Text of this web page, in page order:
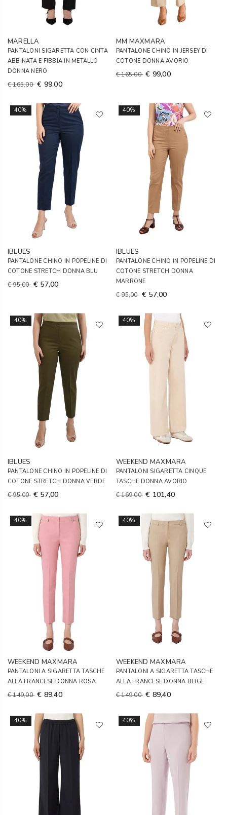
MARELLA
PANTALONI SIGARETTA CON CINTA
ABBINATA E FIBBIA IN METALLO
DONNA NERO
€ 165,00 € 99,00
MM MAXMARA
PANTALONE CHINO IN JERSEY DI
COTONE DONNA AVORIO
€ 165,00 € 99,00
40%
IBLUES
PANTALONE CHINO IN POPELINE DI
COTONE STRETCH DONNA BLU
€ 95,00 € 57,00
40%
IBLUES
PANTALONE CHINO IN POPELINE DI
COTONE STRETCH DONNA
MARRONE
€ 95,00 € 57,00
40%
IBLUES
PANTALONE CHINO IN POPELINE DI
COTONE STRETCH DONNA VERDE
€ 95,00 € 57,00
40%
WEEKEND MAXMARA
PANTALONI SIGARETTA CINQUE
TASCHE DONNA AVORIO
€ 169,00 € 101,40
40%
WEEKEND MAXMARA
PANTALONI A SIGARETTA TASCHE
ALLA FRANCESE DONNA ROSA
€ 149,00 € 89,40
40%
WEEKEND MAXMARA
PANTALONI A SIGARETTA TASCHE
ALLA FRANCESE DONNA BEIGE
€ 149,00 € 89,40
40% 40%